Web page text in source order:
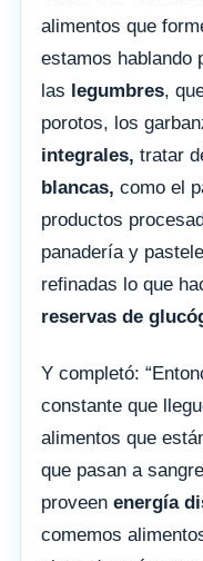
alimentos que
estamos hablando
las legumbres,
porotos, los
integrales, tratar
blancas, como el
productos
panadería y
refinadas lo que
reservas de
Y completó:
constante que
alimentos que
que pasan a
proveen energía
comemos